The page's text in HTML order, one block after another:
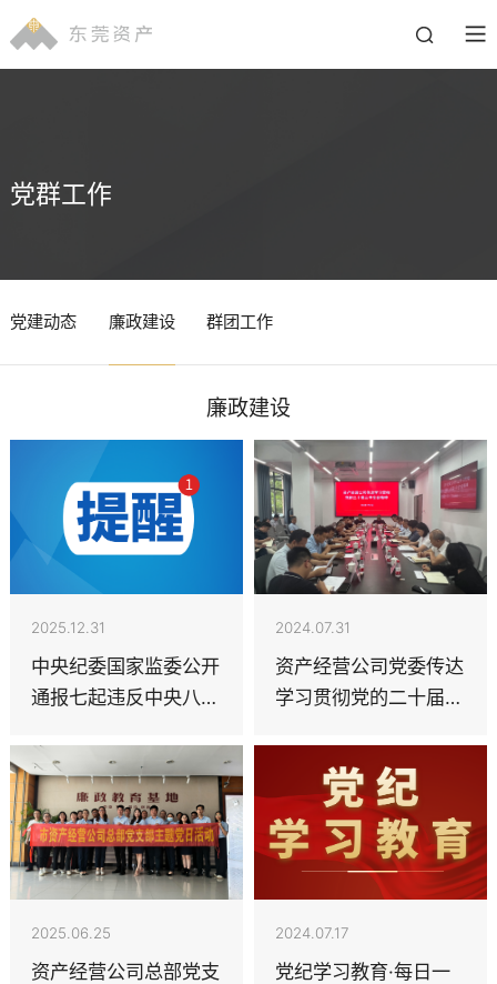
党群工作
党建动态 廉政建设 群团工作
廉政建设
2025.12.31
中央纪委国家监委公开
通报七起违反中央八项
2024.07.31
资产经营公司党委传达
学习贯彻党的二十届三
2025.06.25
资产经营公司总部党支
2024.07.17
党纪学习教育·每日一